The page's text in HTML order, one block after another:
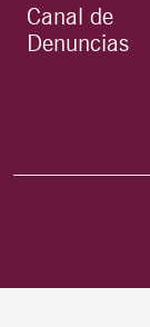
Canal de
Denuncias